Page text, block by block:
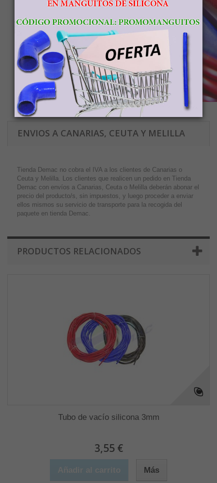
ENVIOS A CANARIAS, CEUTA Y MELILLA
Tienda Demac no cobra el IVA a los clientes de Canarias o
Ceuta y Melilla. Los clientes que realicen un pedido en Tienda
Demac con envíos a Canarias, Ceuta o Melilla deberán abonar el
precio del producto/s, sin impuestos, y luego proceder a enviar
ellos mismos su servicio de transporte para la recogida del
paquete en tienda Demac.
PRODUCTOS RELACIONADOS
Tubo de vacío silicona 3mm
3,55 €
Más